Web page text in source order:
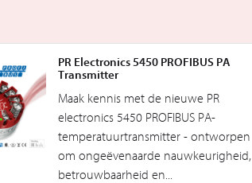
PR Electronics 5450 PROFIBUS PA
Transmitter
Maak kennis met de nieuwe PR
electronics 5450 PROFIBUS PA-
temperatuurtransmitter - ontworpen
om ongeëvenaarde nauwkeurigheid,
betrouwbaarheid en...